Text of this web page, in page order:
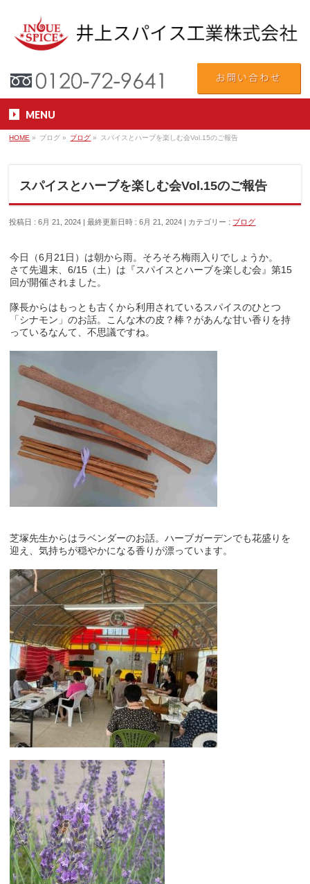
MENU
HOME » ブログ » ブログ » スパイスとハーブを楽しむ会Vol.15のご報告
スパイスとハーブを楽しむ会Vol.15のご報告
投稿日 : 6月 21, 2024 最終更新日時 : 6月 21, 2024 カテゴリー : ブログ
今日（6月21日）は朝から雨。そろそろ梅雨入りでしょうか。
さて先週末、6/15（土）は『スパイスとハーブを楽しむ会』第15
回が開催されました。
隊長からはもっとも古くから利用されているスパイスのひとつ
「シナモン」のお話。こんな木の皮？棒？があんな甘い香りを持
っているなんて、不思議ですね。
芝塚先生からはラベンダーのお話。ハーブガーデンでも花盛りを
迎え、気持ちが穏やかになる香りが漂っています。